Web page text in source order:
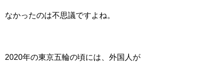
なかったのは不思議ですよね。
2020年の東京五輪の頃には、外国人が